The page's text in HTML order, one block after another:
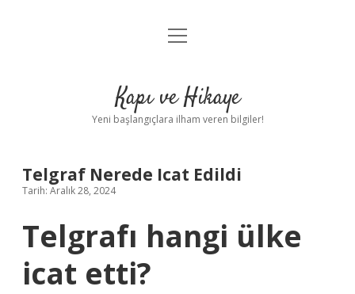
Anasayfa
Yasal Uyarı
menüyü
Kapı ve Hikaye
Yeni başlangıçlara ilham veren bilgiler!
Telgraf Nerede Icat Edildi
Tarih: Aralık 28, 2024
Telgrafı hangi ülke
icat etti?